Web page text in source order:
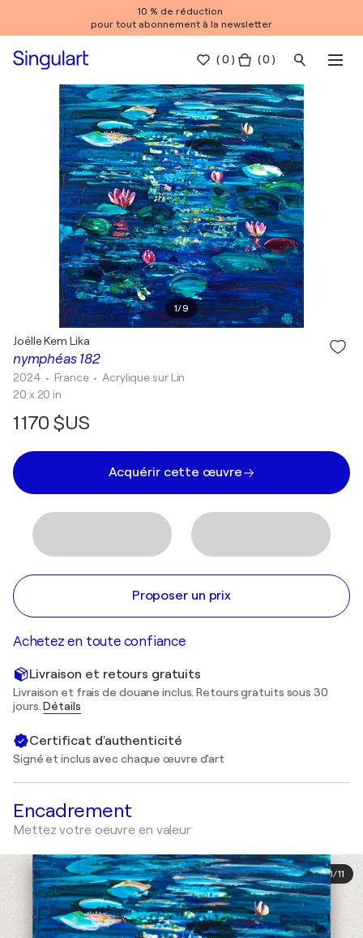
10 % de réduction
pour tout abonnement à la newsletter
(0 ) ( 0 )
1/9
nymphéas 182
Joëlle Kem Lika
2024 • France •Acrylique sur Lin
20 x 20 in
1 170 $US
Acquérir cette œuvre
Proposer un prix
Achetez en toute confiance
Livraison et retours gratuits
Livraison et frais de douane inclus. Retours gratuits sous 30
jours.Détails
Certificat d'authenticité
Signé et inclus avec chaque œuvre d'art
Encadrement
Mettez votre oeuvre en valeur
1/11